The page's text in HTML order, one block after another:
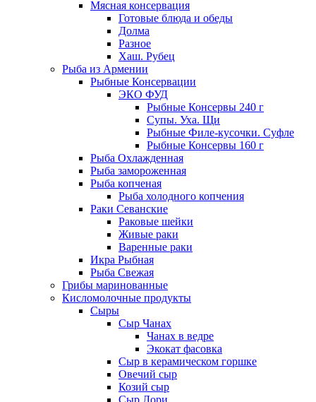
Мясная консервация
Готовые блюда и обеды
Долма
Разное
Хаш. Рубец
Рыба из Армении
Рыбные Консервации
ЭКО ФУД
Рыбные Консервы 240 г
Супы. Уха. Щи
Рыбные Филе-кусочки. Суфле
Рыбные Консервы 160 г
Рыба Охлажденная
Рыба замороженная
Рыба копченая
Рыба холодного копчения
Раки Севанские
Раковые шейки
Живые раки
Варенные раки
Икра Рыбная
Рыба Свежая
Грибы маринованные
Кисломолочные продукты
Сыры
Сыр Чанах
Чанах в ведре
Экокат фасовка
Сыр в керамическом горшке
Овечий сыр
Козий сыр
Сыр Лори